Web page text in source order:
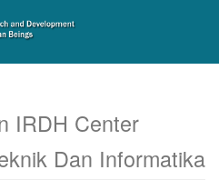
IRDH Center
Dan Informatika